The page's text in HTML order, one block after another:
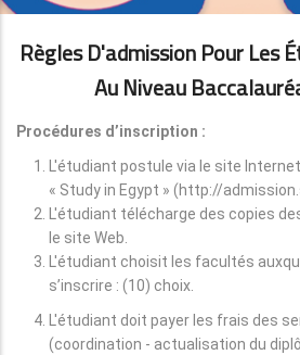
Règles D'admission Pour Les
Au Niveau
Procédures d’inscription :
L'étudiant postule via le site
« Study in Egypt » (http://
L'étudiant télécharge des copies
le site Web.
L'étudiant choisit les facultés
s’inscrire : (10) choix.
L'étudiant doit payer les frais des
(coordination - actualisation du